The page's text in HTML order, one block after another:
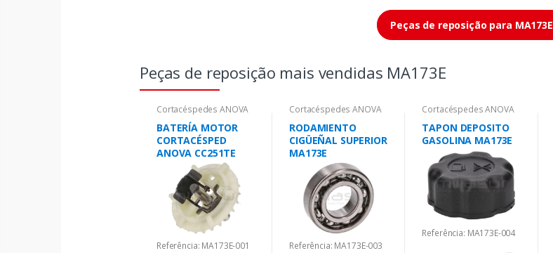
Peças de reposição para MA173E
Peças de reposição mais vendidas MA173E
Cortacéspedes ANOVA
BATERÍA MOTOR
CORTACÉSPED
ANOVA CC251TE
Referência: MA173E-001
Cortacéspedes ANOVA
RODAMIENTO
CIGÜEÑAL SUPERIOR
MA173E
Referência: MA173E-003
Cortacéspedes ANOVA
TAPON DEPOSITO
GASOLINA MA173E
Referência: MA173E-004